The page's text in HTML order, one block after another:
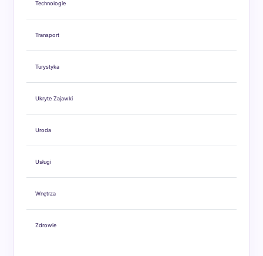
Technologie
Transport
Turystyka
Ukryte Zajawki
Uroda
Usługi
Wnętrza
Zdrowie